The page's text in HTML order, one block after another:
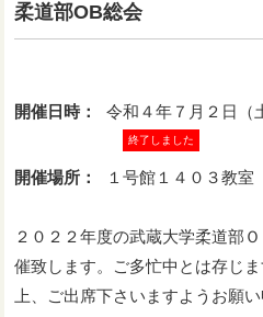
柔道部OB総会
開催日時： 令和４年７月２日
終了しました
開催場所： １号館１４０３教室
２０２２年度の武蔵大学柔道部
催致します。ご多忙中とは存じ
上、ご出席下さいますようお願い